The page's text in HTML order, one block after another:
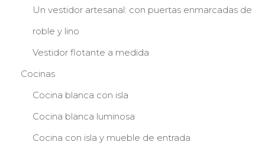
Un vestidor artesanal: con puertas enmarcadas de
roble y lino
Vestidor flotante a medida
Cocinas
Cocina blanca con isla
Cocina blanca luminosa
Cocina con isla y mueble de entrada